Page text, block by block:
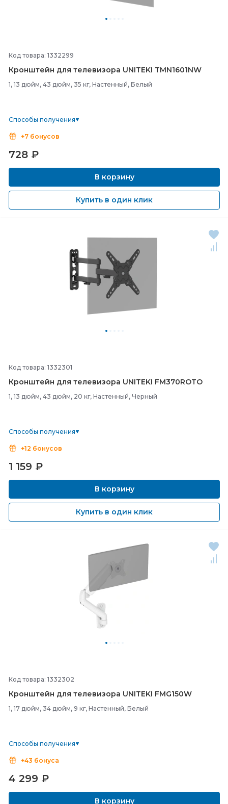
Код товара: 1332299
Кронштейн для телевизора UNITEKI TMN1601NW
1, 13 дюйм, 43 дюйм, 35 кг, Настенный, Белый
Способы получения
+7 бонусов
728 ₽
В корзину
Купить в один клик
Код товара: 1332301
Кронштейн для телевизора UNITEKI FM370ROTO
1, 13 дюйм, 43 дюйм, 20 кг, Настенный, Черный
Способы получения
+12 бонусов
1 159 ₽
В корзину
Купить в один клик
Код товара: 1332302
Кронштейн для телевизора UNITEKI FMG150W
1, 17 дюйм, 34 дюйм, 9 кг, Настенный, Белый
Способы получения
+43 бонуса
4 299 ₽
В корзину